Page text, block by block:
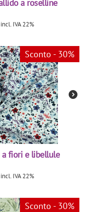
a roselline
incl. IVA 22%
Sconto - 30%
a fiori e libellule
incl. IVA 22%
Sconto - 30%